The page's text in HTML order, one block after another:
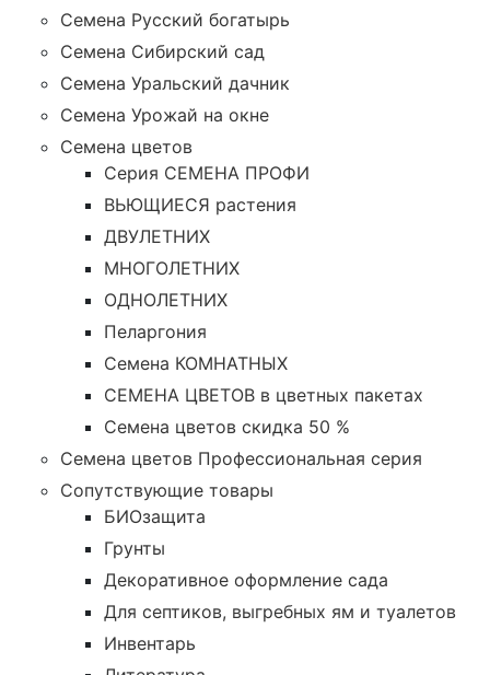
Семена Русский богатырь
Семена Сибирский сад
Семена Уральский дачник
Семена Урожай на окне
Семена цветов
Cерия CЕМЕНА ПРОФИ
ВЬЮЩИЕСЯ растения
ДВУЛЕТНИХ
МНОГОЛЕТНИХ
ОДНОЛЕТНИХ
Пеларгония
Семена КОМНАТНЫХ
СЕМЕНА ЦВЕТОВ в цветных пакетах
Семена цветов скидка 50 %
Семена цветов Профессиональная серия
Сопутствующие товары
БИОзащита
Грунты
Декоративное оформление сада
Для септиков, выгребных ям и туалетов
Инвентарь